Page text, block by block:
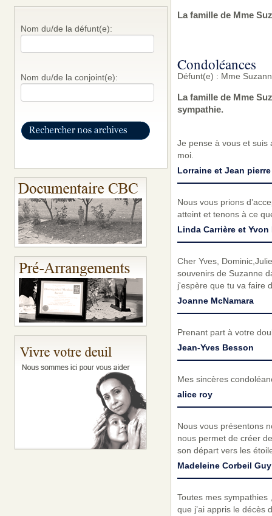
Nom du/de la défunt(e):
Nom du/de la conjoint(e):
La famille de Mme
Condoléances
Défunt(e) : Mme
La famille de Mme
sympathie.
Je pense à vous et suis
moi.
Lorraine et Jean pierre
Nous vous prions
atteint et tenons à ce
Linda Carrière et
Cher Yves,
souvenirs de Suzanne
j'espère que tu va faire
Joanne McNamara
Prenant part à votre
Jean-Yves Besson
Mes sincères
alice roy
Nous vous présentons
nous permet de créer
son départ vers les
Madeleine Corbeil
Toutes mes sympathies
que j’ai appris le décès